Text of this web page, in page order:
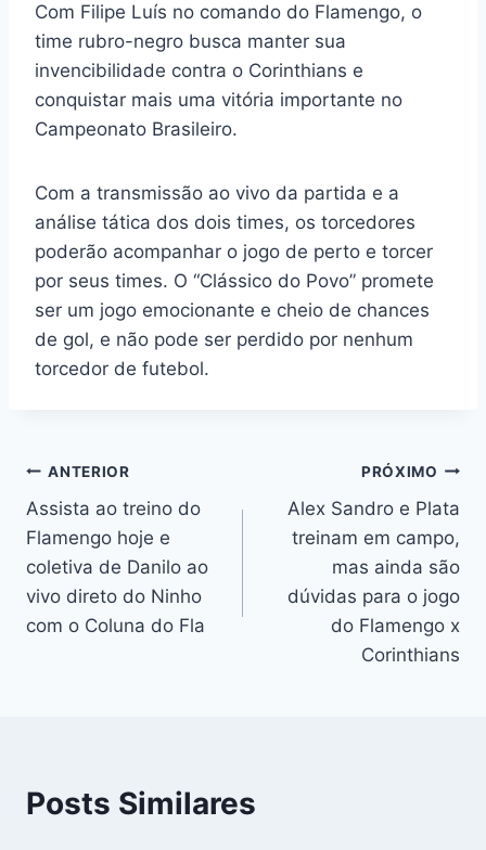
Com Filipe Luís no comando do Flamengo, o
time rubro-negro busca manter sua
invencibilidade contra o Corinthians e
conquistar mais uma vitória importante no
Campeonato Brasileiro.
Com a transmissão ao vivo da partida e a
análise tática dos dois times, os torcedores
poderão acompanhar o jogo de perto e torcer
por seus times. O “Clássico do Povo” promete
ser um jogo emocionante e cheio de chances
de gol, e não pode ser perdido por nenhum
torcedor de futebol.
Navegação
de
Post
ANTERIOR
Assista ao treino do
Flamengo hoje e
coletiva de Danilo ao
vivo direto do Ninho
com o Coluna do Fla
PRÓXIMO
Alex Sandro e Plata
treinam em campo,
mas ainda são
dúvidas para o jogo
do Flamengo x
Corinthians
Posts Similares